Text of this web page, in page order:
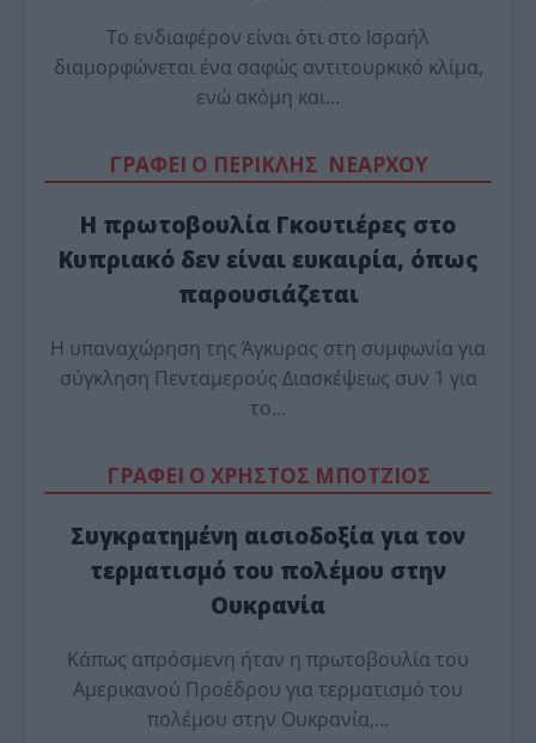
Το ενδιαφέρον είναι ότι στο Ισραήλ
διαμορφώνεται ένα σαφώς αντιτουρκικό κλίμα,
ενώ ακόμη και…
ΓΡΑΦΕΙ Ο ΠΕΡΙΚΛΗΣ ΝΕΑΡΧΟΥ
Η πρωτοβουλία Γκουτιέρες στο
Κυπριακό δεν είναι ευκαιρία, όπως
παρουσιάζεται
Η υπαναχώρηση της Άγκυρας στη συμφωνία για
σύγκληση Πενταμερούς Διασκέψεως συν 1 για
το…
ΓΡΑΦΕΙ Ο ΧΡΗΣΤΟΣ ΜΠΟΤΖΙΟΣ
Συγκρατημένη αισιοδοξία για τον
τερματισμό του πολέμου στην
Ουκρανία
Κάπως απρόσμενη ήταν η πρωτοβουλία του
Αμερικανού Προέδρου για τερματισμό του
πολέμου στην Ουκρανία,…